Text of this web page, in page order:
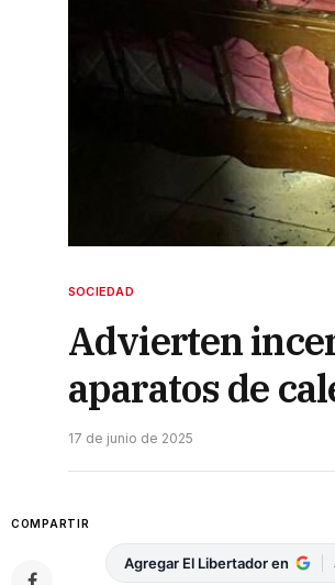
SOCIEDAD
Advierten
aparatos de
17 de junio de 2025
COMPARTIR
Agregar El Libertador en